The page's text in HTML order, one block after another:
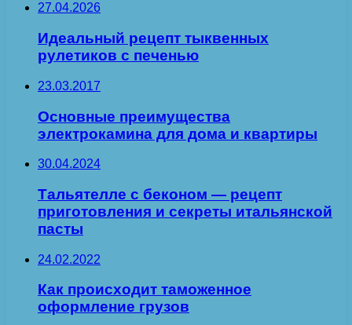
27.04.2026
Идеальный рецепт тыквенных
рулетиков с печенью
23.03.2017
Основные преимущества
электрокамина для дома и квартиры
30.04.2024
Тальятелле с беконом — рецепт
приготовления и секреты итальянской
пасты
24.02.2022
Как происходит таможенное
оформление грузов